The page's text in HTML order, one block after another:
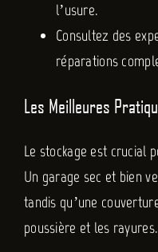
l’usure.
Consultez des
réparations
Les Meilleures
Le stockage est crucial
Un garage sec et bien
tandis qu’une
poussière et les rayures.